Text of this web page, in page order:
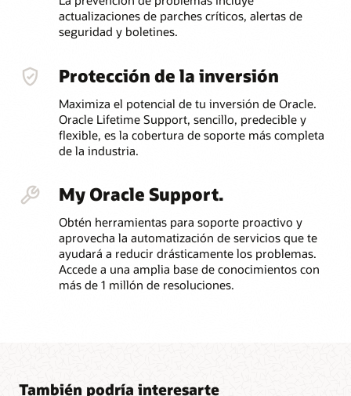
actualizaciones de parches críticos, alertas de
seguridad y boletines.
Protección de la inversión
Maximiza el potencial de tu inversión de Oracle.
Oracle Lifetime Support, sencillo, predecible y
flexible, es la cobertura de soporte más completa
de la industria.
My Oracle Support.
Obtén herramientas para soporte proactivo y
aprovecha la automatización de servicios que te
ayudará a reducir drásticamente los problemas.
Accede a una amplia base de conocimientos con
más de 1 millón de resoluciones.
También podría interesarte